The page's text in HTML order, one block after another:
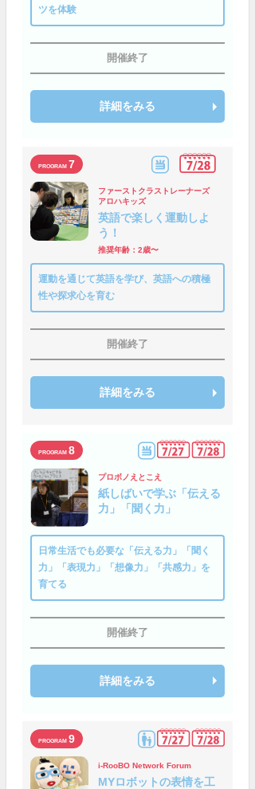
ツを体験
開催終了
詳細をみる
7
ファーストクラストレーナーズ
アロハキッズ
英語で楽しく運動しよ
う！
推奨年齢：2歳〜
運動を通じて英語を学び、英語への積極
性や探求心を育む
開催終了
詳細をみる
8
プロボノえとこえ
紙しばいで学ぶ「伝える
力」「聞く力」
日常生活でも必要な「伝える力」「聞く
力」「表現力」「想像力」「共感力」を
育てる
開催終了
詳細をみる
9
i-RooBO Network Forum
MYロボットの表情を工